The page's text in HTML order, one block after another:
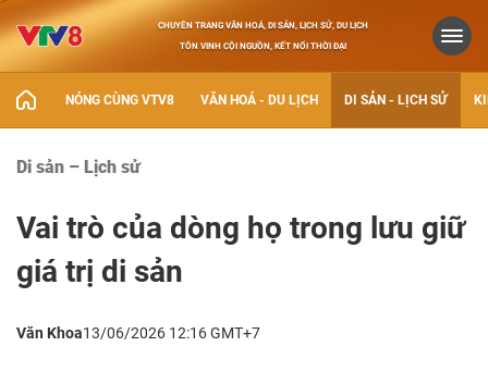
CHUYÊN TRANG VĂN HOÁ, DI SẢN, LỊCH SỬ, DU LỊCH
TÔN VINH CỘI NGUỒN, KẾT NỐI THỜI ĐẠI
NÓNG CÙNG VTV8 VĂN HOÁ - DU LỊCH DI SẢN - LỊCH SỬ
Di sản – Lịch sử
Vai trò của dòng họ trong lưu giữ
giá trị di sản
Văn Khoa13/06/2026 12:16 GMT+7